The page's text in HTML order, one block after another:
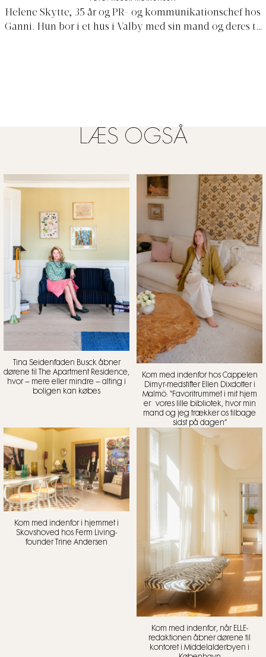
Helene Skytte, 35 år og PR- og kommunikationschef hos
Ganni. Hun bor i et hus i Valby med sin mand og deres to
LÆS OGSÅ
Tina Seidenfaden Busck åbner
dørene til The Apartment Residence,
hvor – mere eller mindre – alting i
boligen kan købes
Kom med indenfor hos Cappelen
Dimyr-medstifter Ellen Dixdotter i
Malmö: “Favoritrummet i mit hjem
er vores lille bibliotek, hvor min
mand og jeg trækker os tilbage
sidst på dagen”
Kom med indenfor i hjemmet i
Skovshoved hos Ferm Living-
founder Trine Andersen
Kom med indenfor, når ELLE-
redaktionen åbner dørene til
kontoret i Middelalderbyen i